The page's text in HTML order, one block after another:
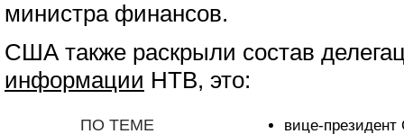
министра финансов.
США также раскрыли состав
информации НТВ, это:
ПО ТЕМЕ
вице-